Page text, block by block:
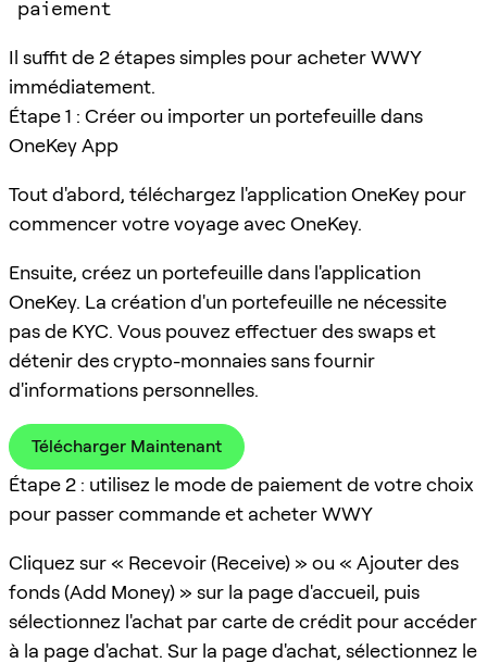
paiement
Il suffit de 2 étapes simples pour acheter WWY
immédiatement.
Étape 1 : Créer ou importer un portefeuille dans
OneKey App
Tout d'abord, téléchargez l'application OneKey pour
commencer votre voyage avec OneKey.
Ensuite, créez un portefeuille dans l'application
OneKey. La création d'un portefeuille ne nécessite
pas de KYC. Vous pouvez effectuer des swaps et
détenir des crypto-monnaies sans fournir
d'informations personnelles.
Télécharger Maintenant
Étape 2 : utilisez le mode de paiement de votre choix
pour passer commande et acheter WWY
Cliquez sur « Recevoir (Receive) » ou « Ajouter des
fonds (Add Money) » sur la page d'accueil, puis
sélectionnez l'achat par carte de crédit pour accéder
à la page d'achat. Sur la page d'achat, sélectionnez le